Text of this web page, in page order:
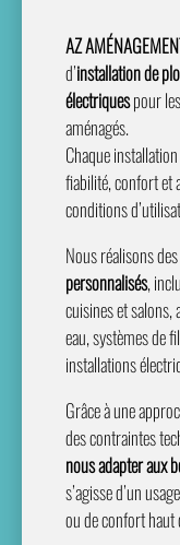
AZ
d’installation de
électriquespour
aménagés.
Chaque
fiabilité, confort et
conditions
Nous réalisons des
personnalisés,
cuisines et salons,
eau, systèmes de
installations
Grâce à une
des contraintes
nous adapter aux
s’agisse d’un
ou de confort haut